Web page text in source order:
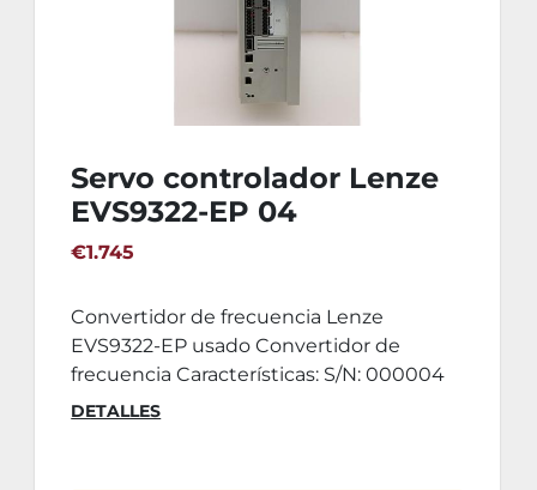
Servo controlador Lenze
EVS9322-EP 04
€1.745
Convertidor de frecuencia Lenze
EVS9322-EP usado Convertidor de
frecuencia Características: S/N: 000004
DETALLES